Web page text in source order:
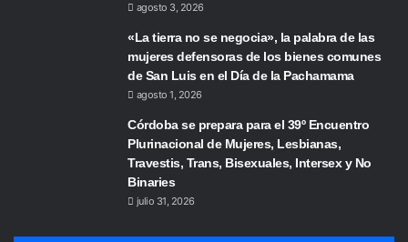
agosto 3, 2026
«La tierra no se negocia», la palabra de las
mujeres defensoras de los bienes comunes
de San Luis en el Día de la Pachamama
agosto 1, 2026
Córdoba se prepara para el 39º Encuentro
Plurinacional de Mujeres, Lesbianas,
Travestis, Trans, Bisexuales, Intersex y No
Binaries
julio 31, 2026